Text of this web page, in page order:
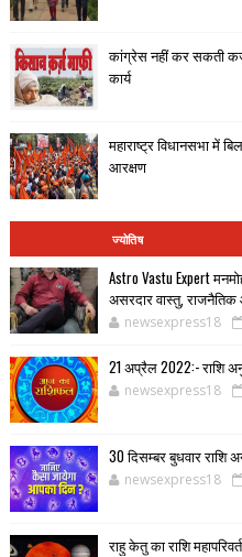
कांग्रेस नहीं कर सकती
कार्य
महाराष्ट्र विधानसभा में
आरक्षण
ज्योतिष
Astro Vastu Expert
असरदार वास्तु, राजनैतिक
newsexpress18
21 अप्रैल 2022:- राशि
newsexpress18
30 दिसम्बर बुधवार
newsexpress18
राहु केतु का राशि